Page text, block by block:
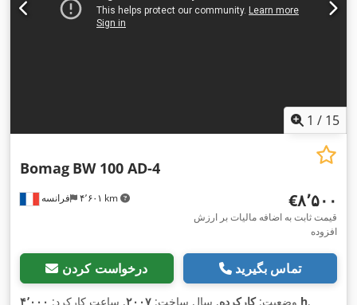
1 / 15
فرانسه ۴٬۶۰۱ km
Bomag BW 100 AD-4
‎€۸٬۵۰۰
قیمت ثابت به اضافه مالیات بر ارزش
افزوده
درخواست کردن تماس بگیرید
وضعیت:کارکرده, سال ساخت: ۲۰۰۷, ساعت کارکرد: ۴٬۰۰۰ h,